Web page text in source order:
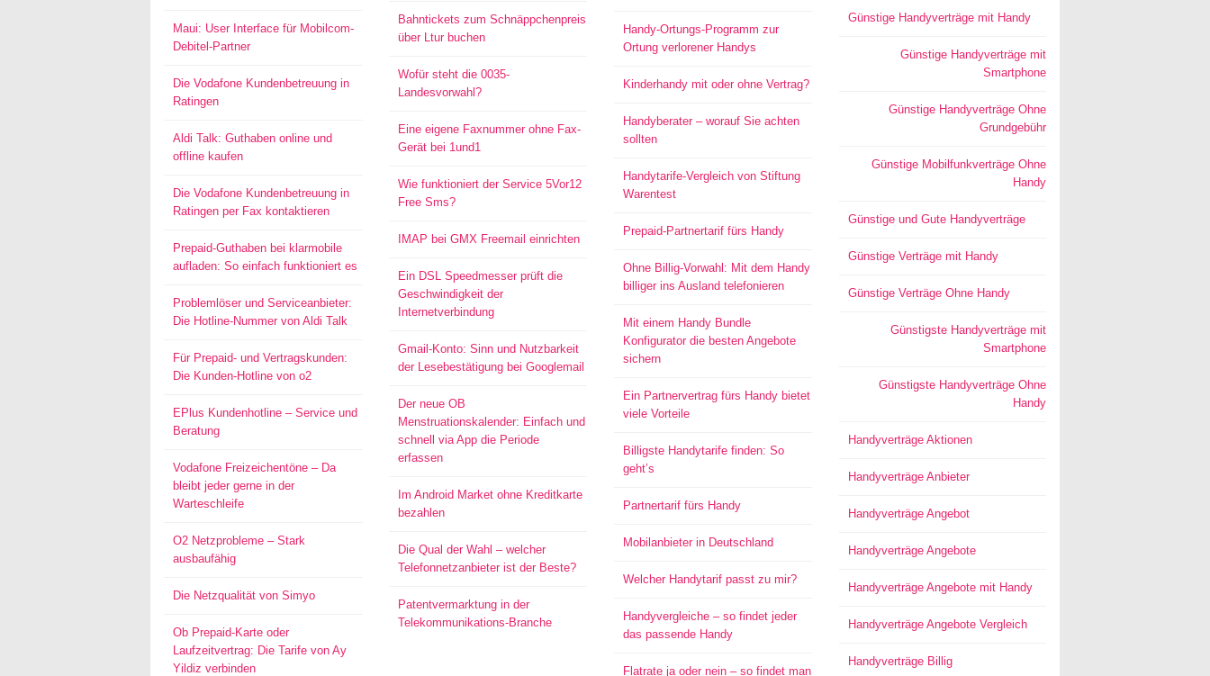
Maui: User Interface für Mobilcom-
Debitel-Partner
Die Vodafone Kundenbetreuung in
Ratingen
Aldi Talk: Guthaben online und
offline kaufen
Die Vodafone Kundenbetreuung in
Ratingen per Fax kontaktieren
Prepaid-Guthaben bei klarmobile
aufladen: So einfach funktioniert es
Problemlöser und Serviceanbieter:
Die Hotline-Nummer von Aldi Talk
Für Prepaid- und Vertragskunden:
Die Kunden-Hotline von o2
EPlus Kundenhotline – Service und
Beratung
Vodafone Freizeichentöne – Da
bleibt jeder gerne in der
Warteschleife
O2 Netzprobleme – Stark
ausbaufähig
Die Netzqualität von Simyo
Ob Prepaid-Karte oder
Laufzeitvertrag: Die Tarife von Ay
Yildiz verbinden
Bahntickets zum Schnäppchenpreis
über Ltur buchen
Wofür steht die 0035-
Landesvorwahl?
Eine eigene Faxnummer ohne Fax-
Gerät bei 1und1
Wie funktioniert der Service 5Vor12
Free Sms?
IMAP bei GMX Freemail einrichten
Ein DSL Speedmesser prüft die
Geschwindigkeit der
Internetverbindung
Gmail-Konto: Sinn und Nutzbarkeit
der Lesebestätigung bei Googlemail
Der neue OB
Menstruationskalender: Einfach und
schnell via App die Periode
erfassen
Im Android Market ohne Kreditkarte
bezahlen
Die Qual der Wahl – welcher
Telefonnetzanbieter ist der Beste?
Patentvermarktung in der
Telekommunikations-Branche
Handy-Ortungs-Programm zur
Ortung verlorener Handys
Kinderhandy mit oder ohne Vertrag?
Handyberater – worauf Sie achten
sollten
Handytarife-Vergleich von Stiftung
Warentest
Prepaid-Partnertarif fürs Handy
Ohne Billig-Vorwahl: Mit dem Handy
billiger ins Ausland telefonieren
Mit einem Handy Bundle
Konfigurator die besten Angebote
sichern
Ein Partnervertrag fürs Handy bietet
viele Vorteile
Billigste Handytarife finden: So
geht’s
Partnertarif fürs Handy
Mobilanbieter in Deutschland
Welcher Handytarif passt zu mir?
Handyvergleiche – so findet jeder
das passende Handy
Flatrate ja oder nein – so findet man
Günstige Handyverträge mit Handy
Günstige Handyverträge mit
Smartphone
Günstige Handyverträge Ohne
Grundgebühr
Günstige Mobilfunkverträge Ohne
Handy
Günstige und Gute Handyverträge
Günstige Verträge mit Handy
Günstige Verträge Ohne Handy
Günstigste Handyverträge mit
Smartphone
Günstigste Handyverträge Ohne
Handy
Handyverträge Aktionen
Handyverträge Anbieter
Handyverträge Angebot
Handyverträge Angebote
Handyverträge Angebote mit Handy
Handyverträge Angebote Vergleich
Handyverträge Billig